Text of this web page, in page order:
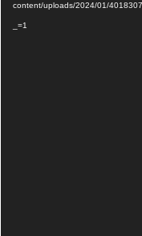
content/uploads/2024/01/
_=1